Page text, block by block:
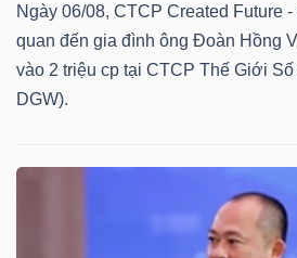
Ngày 06/08, CTCP Created Future
quan đến gia đình ông Đoàn Hồng
vào 2 triệu cp tại CTCP Thế Giới
DGW).
tác
giả
(-)